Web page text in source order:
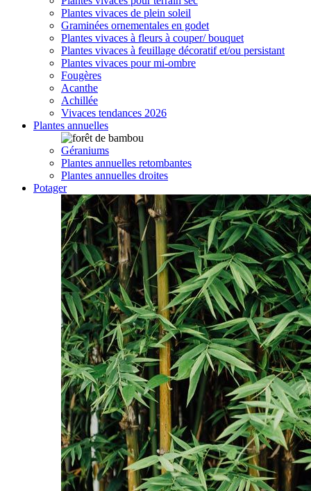
Plantes vivaces de plein soleil
Graminées ornementales en godet
Plantes vivaces à fleurs à couper/ bouquet
Plantes vivaces à feuillage décoratif et/ou persistant
Plantes vivaces pour mi-ombre
Fougères
Acanthe
Achillée
Vivaces tendances 2026
Plantes annuelles
Géraniums
Plantes annuelles retombantes
Plantes annuelles droites
Potager